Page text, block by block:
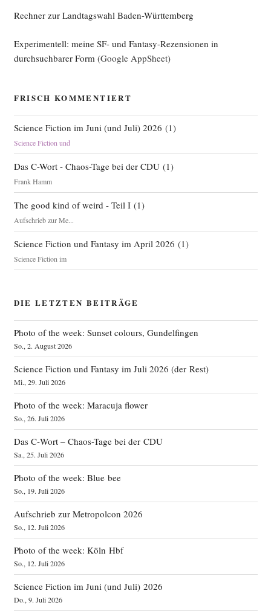
ence
tion“
Rechner zur Landtagswahl Baden-Württemberg
Experimentell: meine SF- und Fantasy-Rezensionen in
durchsuchbarer Form (Google AppSheet)
FRISCH KOMMENTIERT
Science Fiction im Juni (und Juli) 2026 (1)
Science Fiction und
Das C-Wort - Chaos-Tage bei der CDU(1)
Frank Hamm
The good kind of weird - Teil I(1)
Aufschrieb zur Me...
Science Fiction und Fantasy im April 2026 (1)
Science Fiction im
DIE LETZTEN BEITRÄGE
Photo of the week: Sunset colours, Gundelfingen
So., 2. August 2026
Science Fiction und Fantasy im Juli 2026 (der Rest)
Mi., 29. Juli 2026
Photo of the week: Maracuja flower
So., 26. Juli 2026
Das C‑Wort – Chaos-Tage bei der CDU
Sa., 25. Juli 2026
Photo of the week: Blue bee
So., 19. Juli 2026
Aufschrieb zur Metropolcon 2026
So., 12. Juli 2026
Photo of the week: Köln Hbf
So., 12. Juli 2026
Science Fiction im Juni (und Juli) 2026
Do., 9. Juli 2026